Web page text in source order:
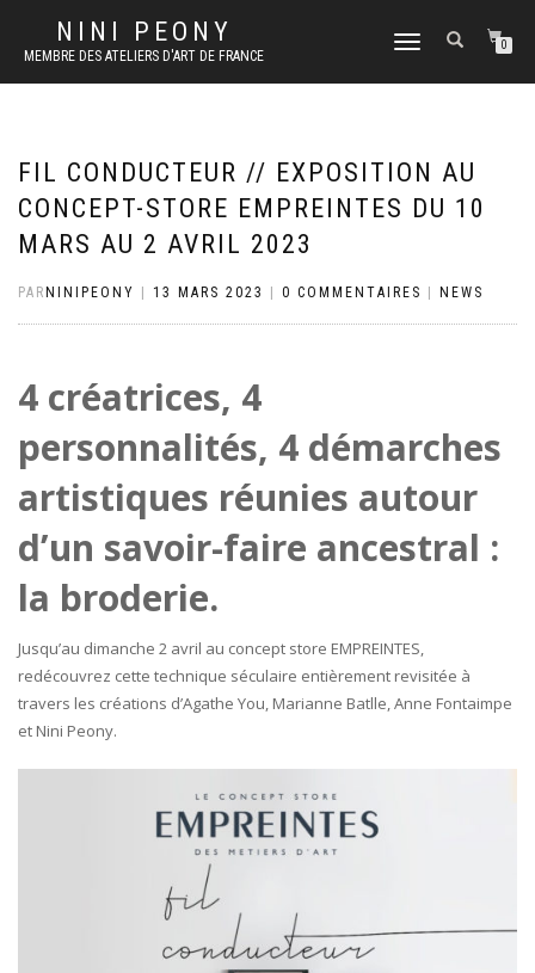
NINI PEONY
MEMBRE DES ATELIERS D'ART DE FRANCE
DÉPLIER
NAVIGATION
0
FIL CONDUCTEUR // EXPOSITION AU
CONCEPT-STORE EMPREINTES DU 10
MARS AU 2 AVRIL 2023
PAR NINIPEONY 13 MARS 2023 0 COMMENTAIRES NEWS
4 créatrices, 4
personnalités, 4 démarches
artistiques réunies autour
d’un savoir-faire ancestral :
la broderie.
Jusqu’au dimanche 2 avril au concept store EMPREINTES,
redécouvrez cette technique séculaire entièrement revisitée à
travers les créations d’Agathe You, Marianne Batlle, Anne Fontaimpe
et Nini Peony.